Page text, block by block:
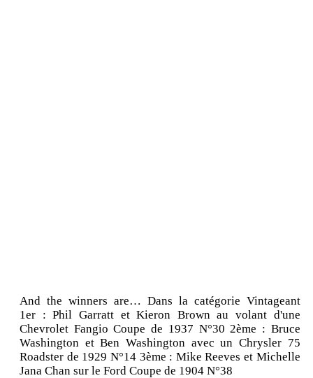
And the winners are… Dans la catégorie Vintageant
1er : Phil Garratt et Kieron Brown au volant d'une
Chevrolet Fangio Coupe de 1937 N°30 2ème : Bruce
Washington et Ben Washington avec un Chrysler 75
Roadster de 1929 N°14 3ème : Mike Reeves et Michelle
Jana Chan sur le Ford Coupe de 1904 N°38